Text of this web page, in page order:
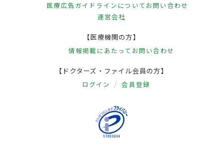
医療広告ガイドラインについてお問い合わせ
運営会社
【医療機関の方】
情報掲載にあたって お問い合わせ
【ドクターズ・ファイル会員の方】
ログイン 会員登録